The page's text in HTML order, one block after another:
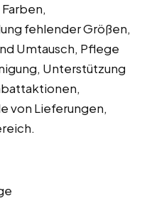
fehlender Größen,
Umtausch, Pflege
Unterstützung
von Lieferungen,